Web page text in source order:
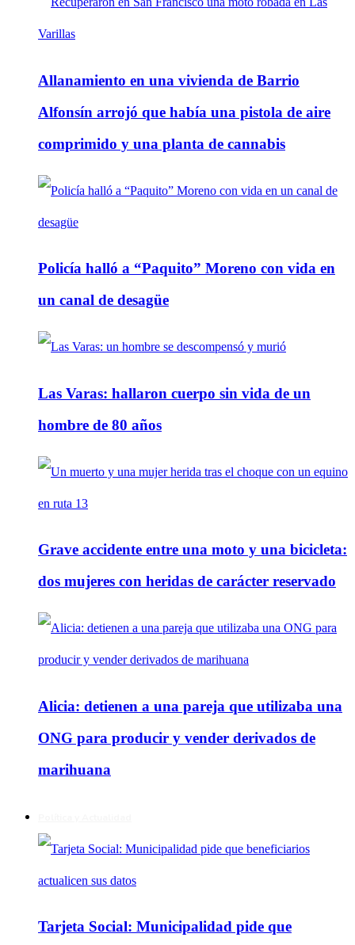
Allanamiento en una vivienda de Barrio
Alfonsín arrojó que había una pistola de aire
comprimido y una planta de cannabis
Policía halló a “Paquito” Moreno con vida en
un canal de desagüe
Las Varas: hallaron cuerpo sin vida de un
hombre de 80 años
Grave accidente entre una moto y una bicicleta:
dos mujeres con heridas de carácter reservado
Alicia: detienen a una pareja que utilizaba una
ONG para producir y vender derivados de
marihuana
Tarjeta Social: Municipalidad pide que